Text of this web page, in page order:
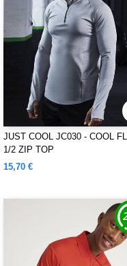
JUST COOL JC030 - COOL
1/2 ZIP TOP
15,70 €